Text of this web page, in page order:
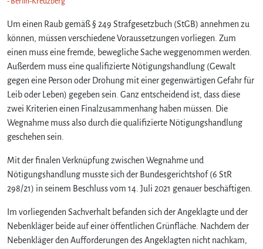
Um einen Raub gemäß § 249 Strafgesetzbuch (StGB) annehmen zu
können, müssen verschiedene Voraussetzungen vorliegen. Zum
einen muss eine fremde, bewegliche Sache weggenommen werden.
Außerdem muss eine qualifizierte Nötigungshandlung (Gewalt
gegen eine Person oder Drohung mit einer gegenwärtigen Gefahr für
Leib oder Leben) gegeben sein. Ganz entscheidend ist, dass diese
zwei Kriterien einen Finalzusammenhang haben müssen. Die
Wegnahme muss also durch die qualifizierte Nötigungshandlung
geschehen sein.
Mit der finalen Verknüpfung zwischen Wegnahme und
Nötigungshandlung musste sich der Bundesgerichtshof (6 StR
298/21) in seinem Beschluss vom 14. Juli 2021 genauer beschäftigen.
Im vorliegenden Sachverhalt befanden sich der Angeklagte und der
Nebenkläger beide auf einer öffentlichen Grünfläche. Nachdem der
Nebenkläger den Aufforderungen des Angeklagten nicht nachkam,